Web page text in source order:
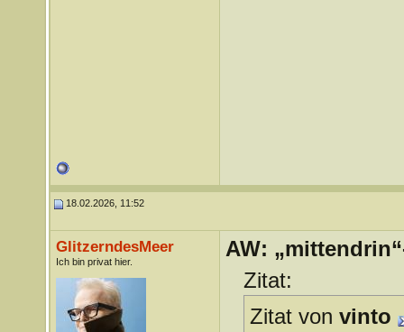
18.02.2026, 11:52
GlitzerndesMeer
Ich bin privat hier.
AW:
Zitat:
Zitat von vinto